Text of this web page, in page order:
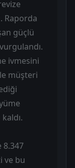
Raporda
güçlü
ivmesini
müşteri
8.347
ve bu